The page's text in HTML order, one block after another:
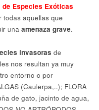
de Especies Exóticas
todas aquellas que
unaamenaza grave.
invasoras de
nos resultan ya muy
entorno o por
(Caulerpa,..); FLORA
de gato, jacinto de agua,